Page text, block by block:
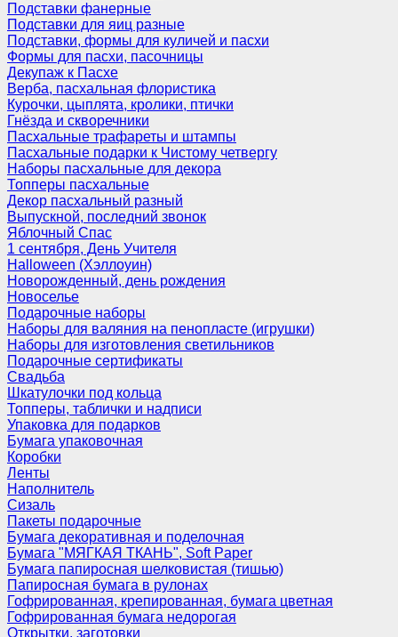
Подставки фанерные
Подставки для яиц разные
Подставки, формы для куличей и пасхи
Формы для пасхи, пасочницы
Декупаж к Пасхе
Верба, пасхальная флористика
Курочки, цыплята, кролики, птички
Гнёзда и скворечники
Пасхальные трафареты и штампы
Пасхальные подарки к Чистому четвергу
Наборы пасхальные для декора
Топперы пасхальные
Декор пасхальный разный
Выпускной, последний звонок
Яблочный Спас
1 сентября, День Учителя
Halloween (Хэллоуин)
Новорожденный, день рождения
Новоселье
Подарочные наборы
Наборы для валяния на пенопласте (игрушки)
Наборы для изготовления светильников
Подарочные сертификаты
Свадьба
Шкатулочки под кольца
Топперы, таблички и надписи
Упаковка для подарков
Бумага упаковочная
Коробки
Ленты
Наполнитель
Сизаль
Пакеты подарочные
Бумага декоративная и поделочная
Бумага "МЯГКАЯ ТКАНЬ", Soft Paper
Бумага папиросная шелковистая (тишью)
Папиросная бумага в рулонах
Гофрированная, крепированная, бумага цветная
Гофрированная бумага недорогая
Открытки, заготовки